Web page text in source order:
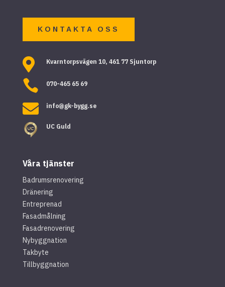
KONTAKTA OSS
 Kvarntorpsvägen 10, 461 77 Sjuntorp
 070-465 65 69
 info@gk-bygg.se
UC Guld
Våra tjänster
Badrumsrenovering
Dränering
Entreprenad
Fasadmålning
Fasadrenovering
Nybyggnation
Takbyte
Tillbyggnation